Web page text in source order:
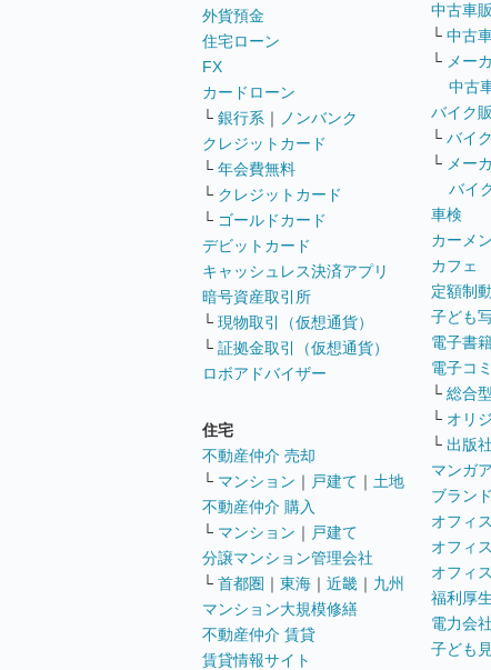
外貨預金
住宅ローン
FX
カードローン
└ 銀行系 ｜
ノンバンク
クレジットカード
└ 年会費無料
└ クレジットカード
└ ゴールドカード
デビットカード
キャッシュレス決済アプリ
暗号資産取引所
└ 現物取引（仮想通貨）
└ 証拠金取引（仮想通貨）
ロボアドバイザー
住宅
不動産仲介 売却
└ マンション ｜ 戸建て ｜ 土地
不動産仲介 購入
└ マンション ｜ 戸建て
分譲マンション管理会社
└ 首都圏 ｜ 東海 ｜ 近畿 ｜ 九州
マンション大規模修繕
不動産仲介 賃貸
賃貸情報サイト
中古車
└ 中古
└ メー
中古
バイク
└ バイ
└ メー
バイ
車検
カーメ
カフェ
定額制
子ども
電子書
電子コ
└ 総合型
└ オリ
└ 出版社
マンガ
ブラン
オフィ
オフィ
オフィ
福利厚
電力会
子ども